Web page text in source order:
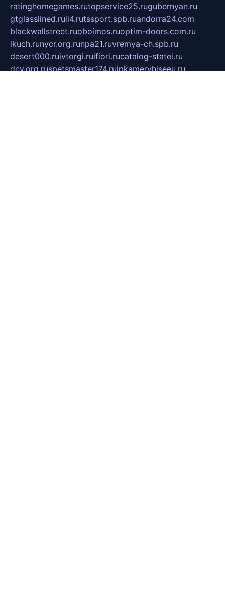
ratinghomegames.rutopservice25.rugubernyan.ru
gtglasslined.ruii4.rutssport.spb.ruandorra24.com
blackwallstreet.ruoboimos.ruoptim-doors.com.ru
ikuch.runycr.org.runpa21.ruvremya-ch.spb.ru
desert000.ruivtorgi.ruifiori.rucatalog-statei.ru
dcv.org.ruspetsmaster174.ruipkameryhiseeu.ru